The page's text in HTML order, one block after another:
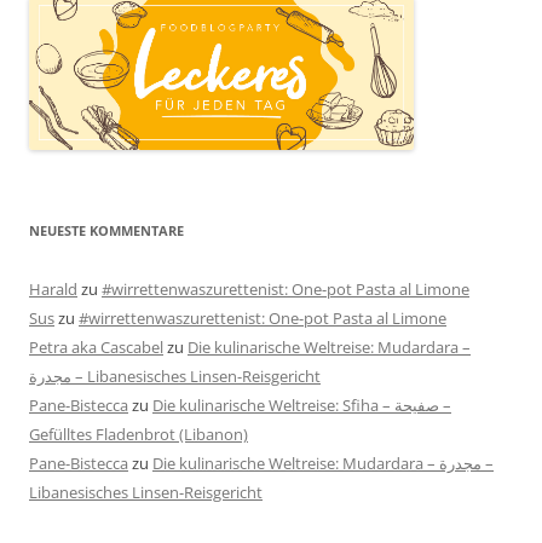
NEUESTE KOMMENTARE
Harald zu #wirrettenwaszurettenist: One-pot Pasta al Limone
Suszu #wirrettenwaszurettenist: One-pot Pasta al Limone
Petra aka Cascabelzu Die kulinarische Weltreise: Mudardara –
مجدرة – Libanesisches Linsen-Reisgericht
Pane-Bistecca zu Die kulinarische Weltreise: Sfiha – صفيحة –
Gefülltes Fladenbrot (Libanon)
Pane-Bistecca zu Die kulinarische Weltreise: Mudardara – مجدرة –
Libanesisches Linsen-Reisgericht